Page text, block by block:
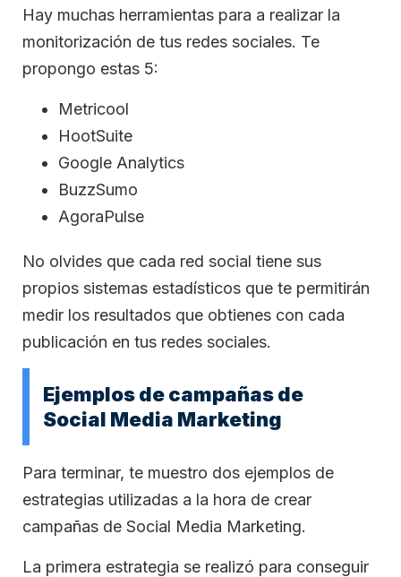
Hay muchas herramientas para a realizar la
monitorización de tus redes sociales. Te
propongo estas 5:
Metricool
HootSuite
Google Analytics
BuzzSumo
AgoraPulse
No olvides que cada red social tiene sus
propios sistemas estadísticos que te permitirán
medir los resultados que obtienes con cada
publicación en tus redes sociales.
Ejemplos de campañas de
Social Media Marketing
Para terminar, te muestro dos ejemplos de
estrategias utilizadas a la hora de crear
campañas de Social Media Marketing.
La primera estrategia se realizó para conseguir